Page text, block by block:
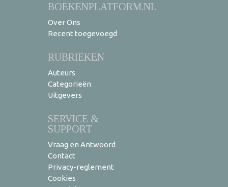
BOEKENPLATFORM.NL
Over Ons
Recent toegevoegd
RUBRIEKEN
Auteurs
Categorieën
Uitgevers
SERVICE &
SUPPORT
Vraag en Antwoord
Contact
Privacy-reglement
Cookies